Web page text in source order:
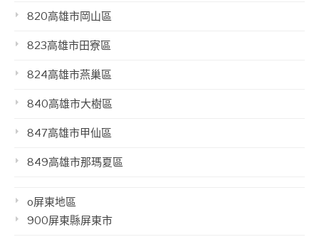
820高雄市岡山區
823高雄市田寮區
824高雄市燕巢區
840高雄市大樹區
847高雄市甲仙區
849高雄市那瑪夏區
o屏東地區
900屏東縣屏東市